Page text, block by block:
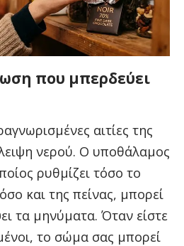
που μπερδεύει
αιτίες της
νερού. Ο υποθάλαμος
ρυθμίζει τόσο το
και της πείνας, μπορεί
τα μηνύματα. Όταν είστε
το σώμα σας μπορεί